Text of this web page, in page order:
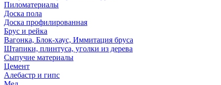
Пиломатериалы
Доска пола
Доска профилированная
Брус и рейка
Вагонка, Блок-хаус, Иммитация бруса
Штапики, плинтуса, уголки из дерева
Сыпучие материалы
Цемент
Алебастр и гипс